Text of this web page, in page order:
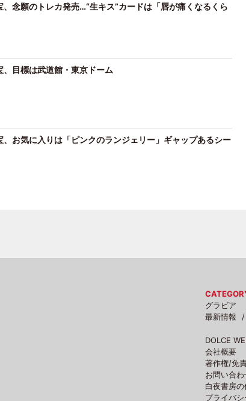
、念願のトレカ発売…“生キス”カードは「唇が痛くなるくら
、目標は武道館・東京ドーム
、お気に入りは「ピンクのランジェリー」ギャップあるシー
グラビア
最新情報
DOLCE
会社概要
著作権/免
お問い合わ
白夜書房
プライバ